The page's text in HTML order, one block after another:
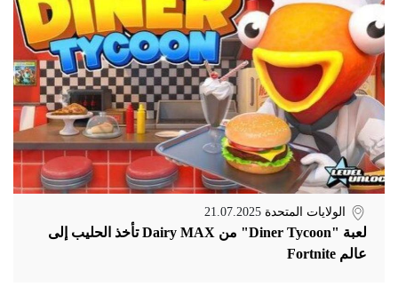
الولايات المتحدة 21.07.2025
لعبة "Diner Tycoon" من Dairy MAX تأخذ الحليب إلى
عالم Fortnite